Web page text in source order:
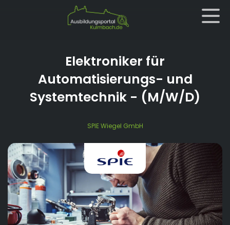
Elektroniker für
Automatisierungs- und
Systemtechnik - (M/W/D)
SPIE Wiegel GmbH